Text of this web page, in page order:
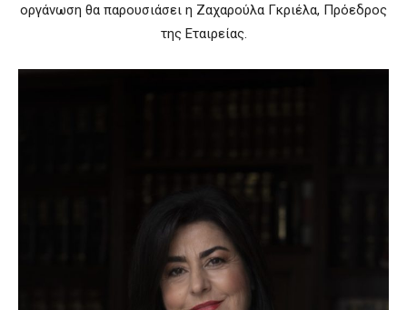
οργάνωση θα παρουσιάσει η Ζαχαρούλα Γκριέλα, Πρόεδρος
της Εταιρείας.